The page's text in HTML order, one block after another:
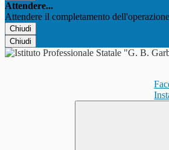
Attendere...
Attendere il completamento
Chiudi
Chiudi